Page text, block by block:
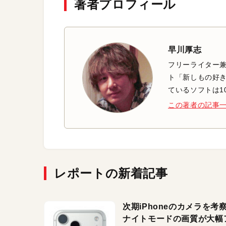
著者プロフィール
早川厚志
フリーライター
ト「新しもの好
ているソフトは
この著者の記事
レポートの新着記事
次期iPhoneのカメラを考
ナイトモードの画質が大幅